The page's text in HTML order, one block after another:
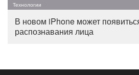
Технологии
В новом iPhone может
распознавания лица